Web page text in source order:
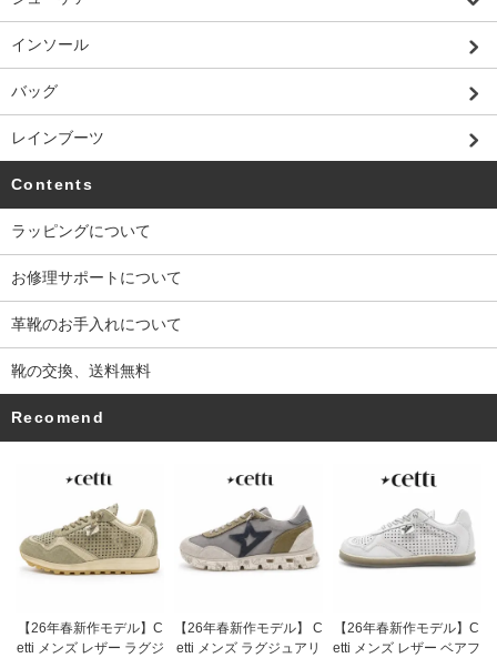
インソール
バッグ
レインブーツ
Contents
ラッピングについて
お修理サポートについて
革靴のお手入れについて
靴の交換、送料無料
Recomend
【26年春新作モデル】C
etti メンズ レザー ラグジ
【26年春新作モデル】 C
etti メンズ ラグジュアリ
【26年春新作モデル】C
etti メンズ レザー ベアフ